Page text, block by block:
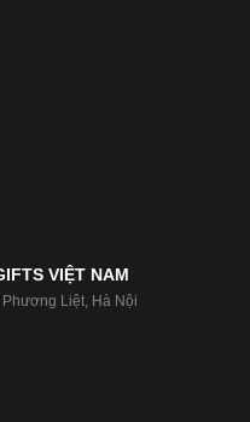
VIỆT NAM
Liệt, Hà Nội